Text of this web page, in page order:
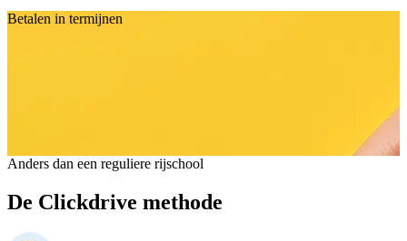
Betalen in termijnen
Anders dan een reguliere rijschool
De Clickdrive methode